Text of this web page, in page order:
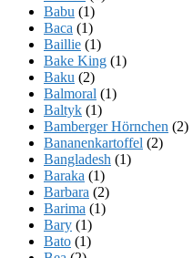
Babu (1)
Baca (1)
Baillie (1)
Bake King (1)
Baku (2)
Balmoral (1)
Baltyk (1)
Bamberger Hörnchen (2)
Bananenkartoffel (2)
Bangladesh (1)
Baraka (1)
Barbara (2)
Barima (1)
Bary (1)
Bato (1)